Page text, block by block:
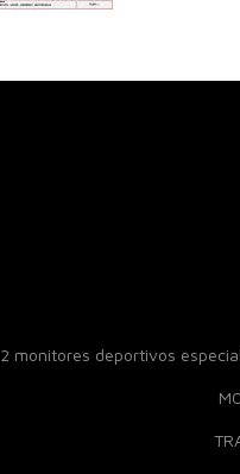
2 monitores deportivos